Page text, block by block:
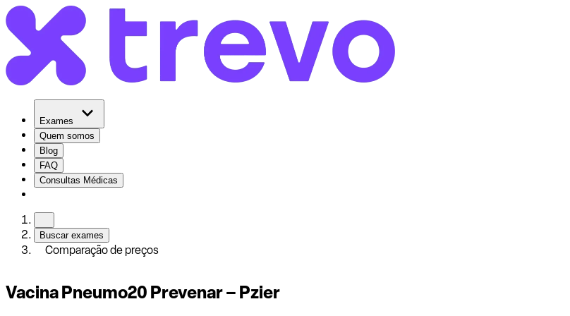
Exames
Quem somos
Blog
FAQ
Consultas Médicas
Buscar exames
Comparação de preços
Vacina Pneumo20 Prevenar – Pzier